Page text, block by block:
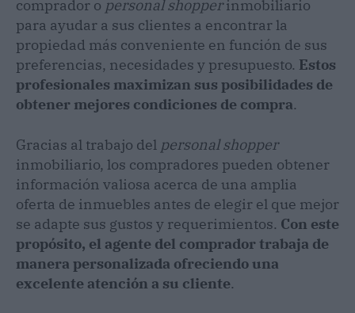
comprador o personal shopperinmobiliario
para ayudar a sus clientes a encontrar la
propiedad más conveniente en función de sus
preferencias, necesidades y presupuesto. Estos
profesionales maximizan sus posibilidades de
obtener mejores condiciones de compra.
Gracias al trabajo del personal shopper
inmobiliario, los compradores pueden obtener
información valiosa acerca de una amplia
oferta de inmuebles antes de elegir el que mejor
se adapte sus gustos y requerimientos. Con este
propósito, el agente del comprador trabaja de
manera personalizada ofreciendo una
excelente atención a su cliente.